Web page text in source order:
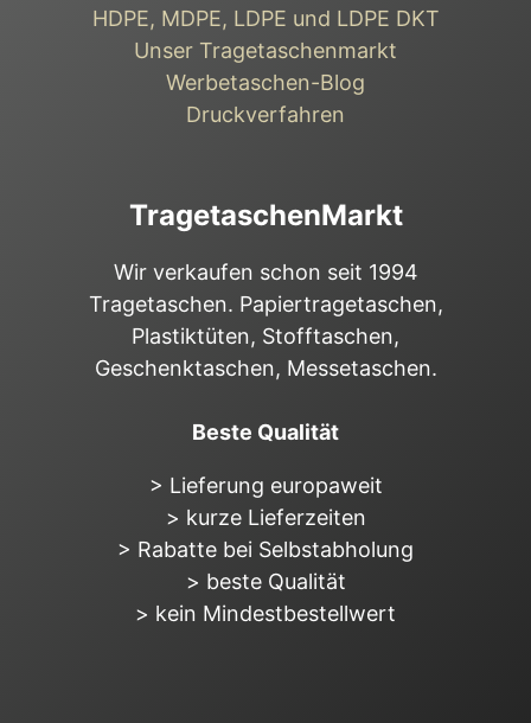
TragetaschenMarkt
Wir verkaufen schon seit 1994
Tragetaschen. Papiertragetaschen,
Plastiktüten, Stofftaschen,
Geschenktaschen, Messetaschen.
Beste Qualität
> Lieferung europaweit
> kurze Lieferzeiten
> Rabatte bei Selbstabholung
> beste Qualität
> kein Mindestbestellwert
HDPE, MDPE, LDPE und LDPE DKT
Unser Tragetaschenmarkt
Werbetaschen-Blog
Druckverfahren